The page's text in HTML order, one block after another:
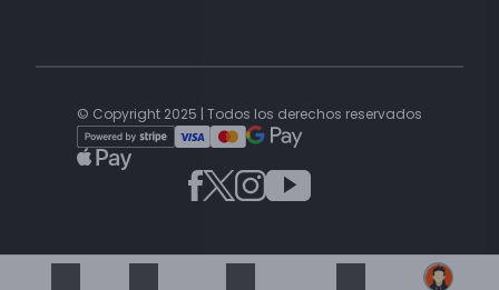
© Copyright 2025 | Todos los derechos reservados